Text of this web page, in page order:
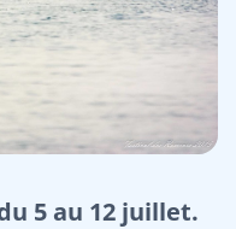
5 au 12 juillet.